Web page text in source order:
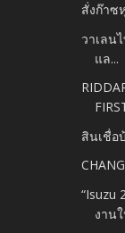
สั่งก๊าซ
วาเลน
แล...
สินเชื่อ
“Isuzu
งาน